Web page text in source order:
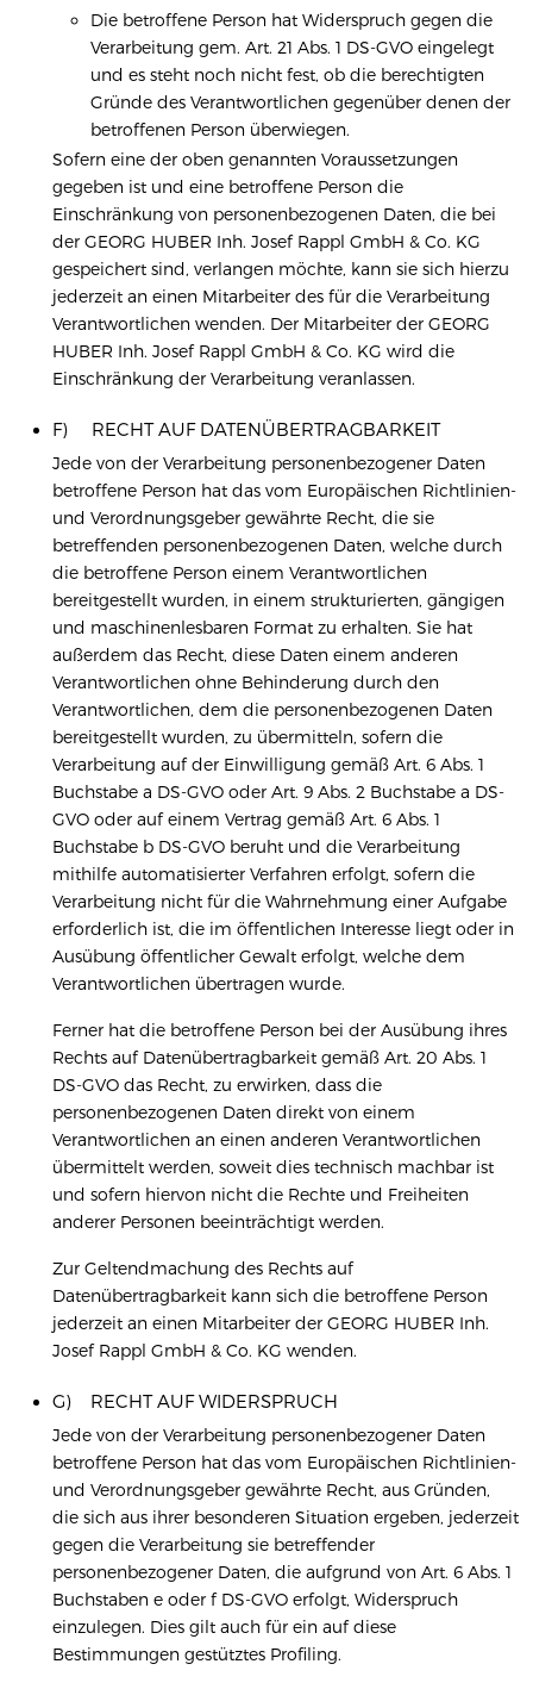
Die betroffene Person hat Widerspruch gegen die
Verarbeitung gem. Art. 21 Abs. 1 DS-GVO eingelegt
und es steht noch nicht fest, ob die berechtigten
Gründe des Verantwortlichen gegenüber denen der
betroffenen Person überwiegen.
Sofern eine der oben genannten Voraussetzungen
gegeben ist und eine betroffene Person die
Einschränkung von personenbezogenen Daten, die bei
der GEORG HUBER Inh. Josef Rappl GmbH & Co. KG
gespeichert sind, verlangen möchte, kann sie sich hierzu
jederzeit an einen Mitarbeiter des für die Verarbeitung
Verantwortlichen wenden. Der Mitarbeiter der GEORG
HUBER Inh. Josef Rappl GmbH & Co. KG wird die
Einschränkung der Verarbeitung veranlassen.
F) RECHT AUF DATENÜBERTRAGBARKEIT
Jede von der Verarbeitung personenbezogener Daten
betroffene Person hat das vom Europäischen Richtlinien-
und Verordnungsgeber gewährte Recht, die sie
betreffenden personenbezogenen Daten, welche durch
die betroffene Person einem Verantwortlichen
bereitgestellt wurden, in einem strukturierten, gängigen
und maschinenlesbaren Format zu erhalten. Sie hat
außerdem das Recht, diese Daten einem anderen
Verantwortlichen ohne Behinderung durch den
Verantwortlichen, dem die personenbezogenen Daten
bereitgestellt wurden, zu übermitteln, sofern die
Verarbeitung auf der Einwilligung gemäß Art. 6 Abs. 1
Buchstabe a DS-GVO oder Art. 9 Abs. 2 Buchstabe a DS-
GVO oder auf einem Vertrag gemäß Art. 6 Abs. 1
Buchstabe b DS-GVO beruht und die Verarbeitung
mithilfe automatisierter Verfahren erfolgt, sofern die
Verarbeitung nicht für die Wahrnehmung einer Aufgabe
erforderlich ist, die im öffentlichen Interesse liegt oder in
Ausübung öffentlicher Gewalt erfolgt, welche dem
Verantwortlichen übertragen wurde.
Ferner hat die betroffene Person bei der Ausübung ihres
Rechts auf Datenübertragbarkeit gemäß Art. 20 Abs. 1
DS-GVO das Recht, zu erwirken, dass die
personenbezogenen Daten direkt von einem
Verantwortlichen an einen anderen Verantwortlichen
übermittelt werden, soweit dies technisch machbar ist
und sofern hiervon nicht die Rechte und Freiheiten
anderer Personen beeinträchtigt werden.
Zur Geltendmachung des Rechts auf
Datenübertragbarkeit kann sich die betroffene Person
jederzeit an einen Mitarbeiter der GEORG HUBER Inh.
Josef Rappl GmbH & Co. KG wenden.
G) RECHT AUF WIDERSPRUCH
Jede von der Verarbeitung personenbezogener Daten
betroffene Person hat das vom Europäischen Richtlinien-
und Verordnungsgeber gewährte Recht, aus Gründen,
die sich aus ihrer besonderen Situation ergeben, jederzeit
gegen die Verarbeitung sie betreffender
personenbezogener Daten, die aufgrund von Art. 6 Abs. 1
Buchstaben e oder f DS-GVO erfolgt, Widerspruch
einzulegen. Dies gilt auch für ein auf diese
Bestimmungen gestütztes Profiling.